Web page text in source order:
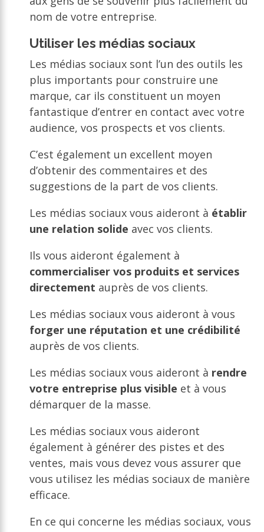
nom de votre entreprise.
Utiliser les médias sociaux
Les médias sociaux sont l’un des outils les
plus importants pour construire une
marque, car ils constituent un moyen
fantastique d’entrer en contact avec votre
audience, vos prospects et vos clients.
C’est également un excellent moyen
d’obtenir des commentaires et des
suggestions de la part de vos clients.
Les médias sociaux vous aideront à établir
une relation solide avec vos clients.
Ils vous aideront également à
commercialiser vos produits et services
directement auprès de vos clients.
Les médias sociaux vous aideront à vous
forger une réputation et une crédibilité
auprès de vos clients.
Les médias sociaux vous aideront à rendre
votre entreprise plus visible et à vous
démarquer de la masse.
Les médias sociaux vous aideront
également à générer des pistes et des
ventes, mais vous devez vous assurer que
vous utilisez les médias sociaux de manière
efficace.
En ce qui concerne les médias sociaux, vous